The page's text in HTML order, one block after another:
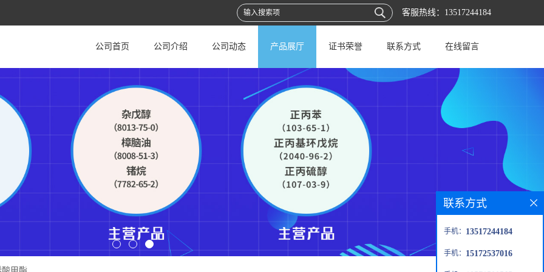
客服热线： 13517244184
公司首页 公司介绍 公司动态 产品展厅 证书荣誉 联系方式 在线留言
联系方式
手机： 13517244184
手机： 15172537016